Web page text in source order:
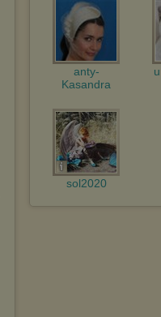
anty-
Kasandra
sol2020